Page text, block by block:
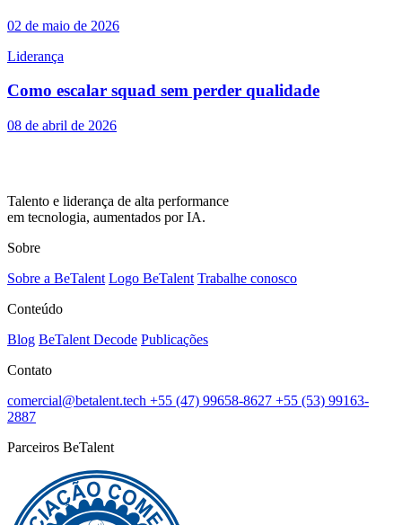
02 de maio de 2026
Liderança
Como escalar squad sem perder qualidade
08 de abril de 2026
Talento e liderança de alta performance
em tecnologia, aumentados por IA.
Sobre
Sobre a BeTalent Logo BeTalent Trabalhe conosco
Conteúdo
Blog BeTalent Decode Publicações
Contato
comercial@betalent.tech +55 (47) 99658-8627 +55 (53) 99163-
2887
Parceiros BeTalent